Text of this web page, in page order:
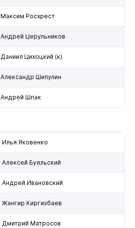
Максим Росхрест
Андрей Церульников
Даниил Цихоцкий (к)
Александр Шипулин
Андрей Шпак
Илья Яковенко
Алексей Буяльский
Андрей Ивановский
Жангир Киргизбаев
Дмитрий Матросов